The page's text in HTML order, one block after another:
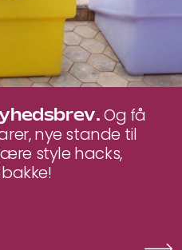
Og få
nye stande til
style hacks,